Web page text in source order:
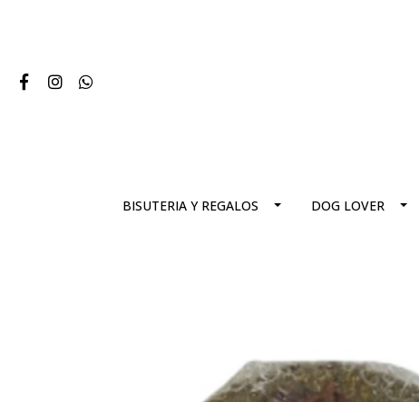
BISUTERIA Y REGALOS DOG LOVER